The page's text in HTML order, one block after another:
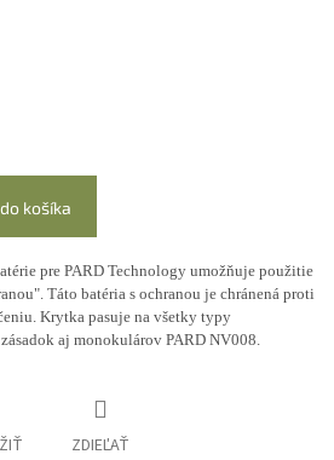
košíka
pre PARD Technology umožňuje použitie
Táto batéria s ochranou je chránená proti
Krytka pasuje na všetky typy
aj monokulárov PARD NV008.
ZDIEĽAŤ